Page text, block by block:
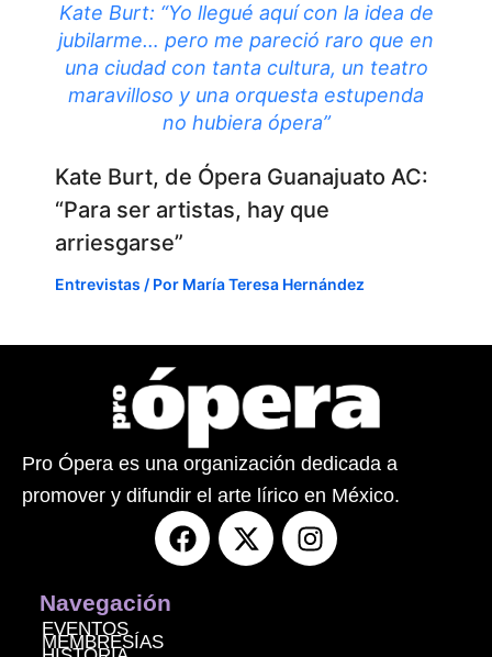
Kate Burt: “Yo llegué aquí con la idea de
jubilarme… pero me pareció raro que en
una ciudad con tanta cultura, un teatro
maravilloso y una orquesta estupenda
no hubiera ópera”
Kate Burt, de Ópera Guanajuato AC:
“Para ser artistas, hay que
arriesgarse”
Entrevistas / Por María Teresa Hernández
Pro Ópera es una organización dedicada a
promover y difundir el arte lírico en México.
F
a
X
-
I
n
Navegación
EVENTOS
MEMBRESÍAS